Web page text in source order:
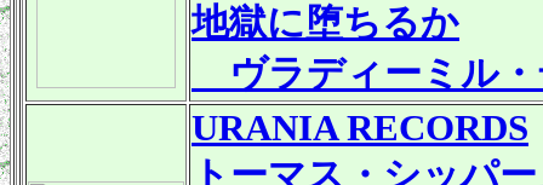
地獄に堕ちるか
ヴラディーミル・
URANIA RECORDS
トーマス・シッパ